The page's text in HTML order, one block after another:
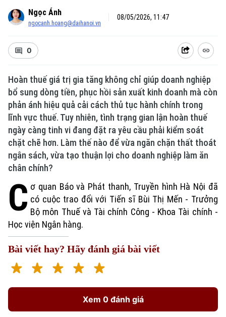
Ngọc Ánh
ngocanh.hoang@daihanoi.vn
08/05/2026, 11:47
0
Hoàn thuế giá trị gia tăng không chỉ giúp doanh nghiệp
bổ sung dòng tiền, phục hồi sản xuất kinh doanh mà còn
phản ánh hiệu quả cải cách thủ tục hành chính trong
lĩnh vực thuế. Tuy nhiên, tình trạng gian lận hoàn thuế
ngày càng tinh vi đang đặt ra yêu cầu phải kiểm soát
chặt chẽ hơn. Làm thế nào để vừa ngăn chặn thất thoát
ngân sách, vừa tạo thuận lợi cho doanh nghiệp làm ăn
chân chính?
C ơ quan Báo và Phát thanh, Truyền hình Hà Nội đã
có cuộc trao đổi với Tiến sĩ Bùi Thị Mến - Trưởng
Bộ môn Thuế và Tài chính Công - Khoa Tài chính -
Học viện Ngân hàng.
Bài viết hay? Hãy đánh giá bài viết
Xem 0 đánh giá